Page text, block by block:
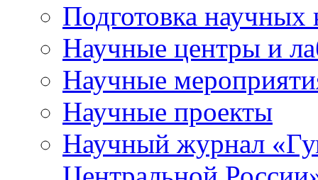
Подготовка научных
Научные центры и
Научные
Научные проекты
Научный журнал «